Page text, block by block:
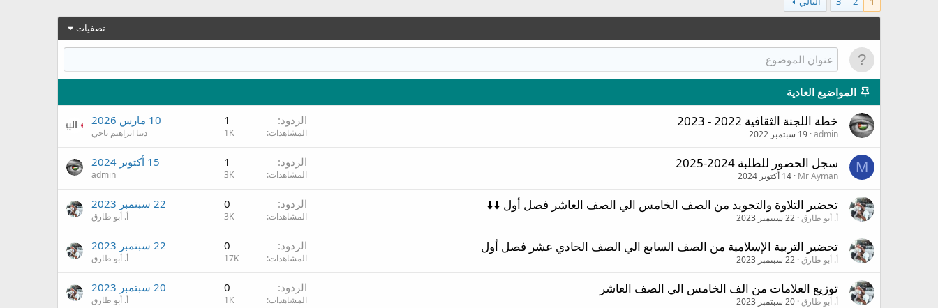
تصفيات
المواضيع العادية
خطة اللجنة الثقافية 2022 - 2023
admin 19 سبتمبر 2022
الردود 1
المشاهدات 1K
10 مارس 2026
دينا ابراهيم ناجي
M سجل الحضور للطلبة 2024-2025
Mr Ayman 14 أكتوبر 2024
الردود 1
المشاهدات 3K
15 أكتوبر 2024
admin
تحضير التلاوة والتجويد من الصف الخامس الي الصف العاشر فصل أول ⬇️⬇️
أ. أبو طارق 22 سبتمبر 2023
الردود 0
المشاهدات 3K
22 سبتمبر 2023
أ. أبو طارق
تحضير التربية الإسلامية من الصف السابع الي الصف الحادي عشر فصل أول
أ. أبو طارق 22 سبتمبر 2023
الردود 0
المشاهدات 17K
22 سبتمبر 2023
أ. أبو طارق
توزيع العلامات من الف الخامس الي الصف العاشر
أ. أبو طارق 20 سبتمبر 2023
الردود 0
المشاهدات 1K
20 سبتمبر 2023
أ. أبو طارق